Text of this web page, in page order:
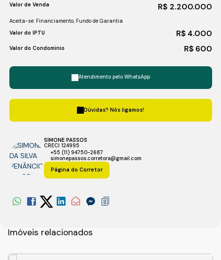
R$ 2.200.000
Valor de Venda
Aceita-se: Financiamento, Fundo de Garantia
Valor do IPTU
R$ 4.000
Valor do Condominio R$ 600
Atendimento pelo WhatsApp
Dúvidas? Nós ligamos!
SIMONE PASSOS
CRECI 124995
+55 (11) 94750-2687
simonepassos.corretora@gmail.com
Página do Corretor
Imóveis relacionados